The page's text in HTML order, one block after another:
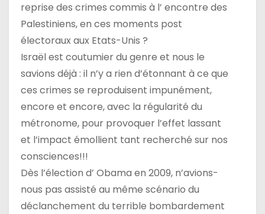
reprise des crimes commis à l’ encontre des
Palestiniens, en ces moments post
électoraux aux Etats-Unis ?
Israël est coutumier du genre et nous le
savions déjà : il n’y a rien d’étonnant à ce que
ces crimes se reproduisent impunément,
encore et encore, avec la régularité du
métronome, pour provoquer l’effet lassant
et l’impact émollient tant recherché sur nos
consciences!!!
Dès l’élection d’ Obama en 2009, n’avions-
nous pas assisté au même scénario du
déclanchement du terrible bombardement